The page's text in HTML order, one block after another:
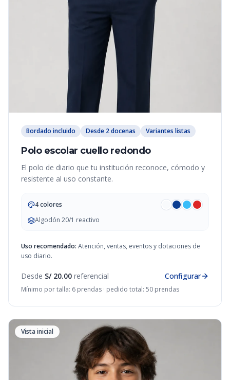
Bordado incluido Desde 2 docenas Variantes listas
Polo escolar cuello redondo
El polo de diario que tu institución reconoce, cómodo y
resistente al uso constante.
4 colores
Algodón 20/1 reactivo
Uso recomendado: Atención, ventas, eventos y dotaciones de
uso diario.
Desde S/ 20.00 referencial Configurar
Mínimo por talla: 6 prendas · pedido total: 50 prendas
Vista inicial